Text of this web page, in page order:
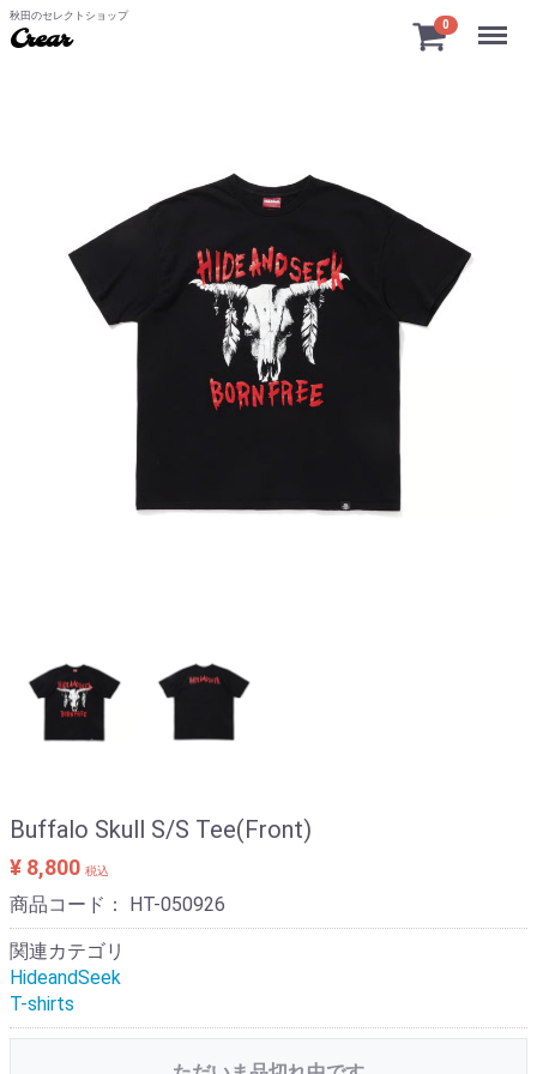
秋田のセレクトショップ
Crear
0 Menu
Buffalo Skull S/S Tee(Front)
¥ 8,800 税込
商品コード： HT-050926
関連カテゴリ
HideandSeek
T-shirts